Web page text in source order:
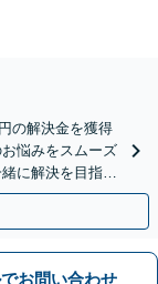
の解決金を獲得
悩みをスムーズ
に解決を目指し
お問い合わせ